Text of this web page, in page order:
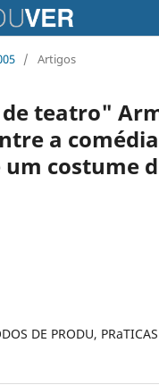
/ Artigos
teatro"
a
um costume
DE PRODU,